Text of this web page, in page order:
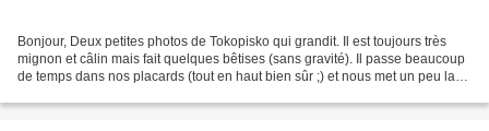
Bonjour, Deux petites photos de Tokopisko qui grandit. Il est toujours très
mignon et câlin mais fait quelques bêtises (sans gravité). Il passe beaucoup
de temps dans nos placards (tout en haut bien sûr ;) et nous met un peu la